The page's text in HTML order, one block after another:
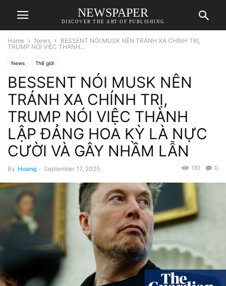
NEWSPAPER
DISCOVER THE ART OF PUBLISHING
Home News
BESSENT NÓI MUSK NÊN TRÁNH XA CHÍNH TRỊ,
TRUMP NÓI VIỆC THÀNH...
News Thế giới
BESSENT NÓI MUSK NÊN
TRÁNH XA CHÍNH TRỊ,
TRUMP NÓI VIỆC THÀNH
LẬP ĐẢNG HOA KỲ LÀ NỰC
CƯỜI VÀ GÂY NHẦM LẪN
By Hoang - September 17, 2025 0
181